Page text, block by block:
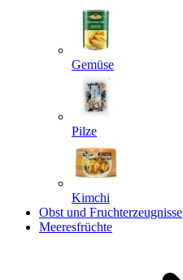
Gemüse
Pilze
Kimchi
Obst und Fruchterzeugnisse
Meeresfrüchte